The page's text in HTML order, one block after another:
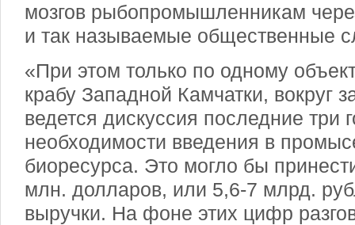
мозгов рыбопромышленникам
и так называемые общественные
«При этом только по одному
крабу Западной Камчатки, вокруг
ведется дискуссия последние три
необходимости введения в
биоресурса. Это могло бы
млн. долларов, или 5,6-7 млрд.
выручки. На фоне этих цифр